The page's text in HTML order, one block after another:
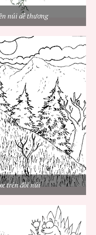
núi dễ thương
trên đồi núi